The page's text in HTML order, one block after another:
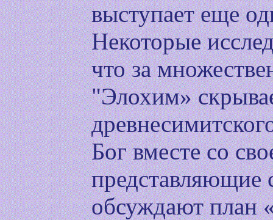
выступает еще
Некоторые
что за
"Элохим»
Бог вместе со
представляющие
обсуждают план